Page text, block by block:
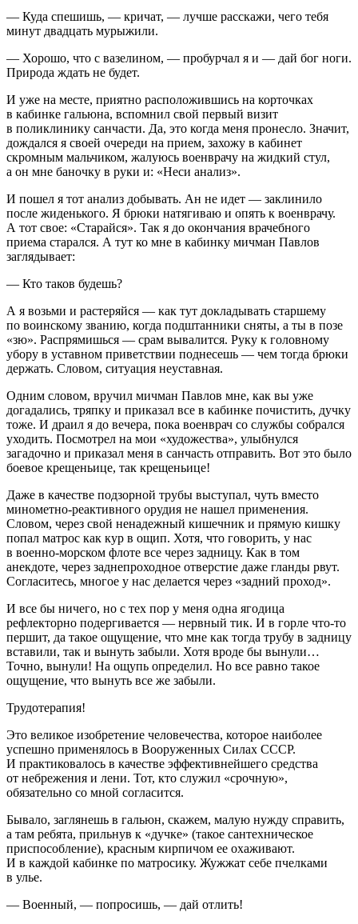
— Куда спешишь, — кричат, — лучше расскажи, чего тебя
минут двадцать мурыжили.
— Хорошо, что с вазелином, — пробурчал я и — дай бог ноги.
Природа ждать не будет.
И уже на месте, приятно расположившись на корточках
в кабинке гальюна, вспомнил свой первый визит
в поликлинику санчасти. Да, это когда меня пронесло. Значит,
дождался я своей очереди на прием, захожу в кабинет
скромным мальчиком, жалуюсь военврачу на жидкий стул,
а он мне баночку в руки и: «Неси анализ».
И пошел я тот анализ добывать. Ан не идет — заклинило
после жиденького. Я брюки натягиваю и опять к военврачу.
А тот свое: «Старайся». Так я до окончания врачебного
приема старался. А тут ко мне в кабинку мичман Павлов
заглядывает:
— Кто таков будешь?
А я возьми и растеряйся — как тут докладывать старшему
по воинскому званию, когда подштанники сняты, а ты в позе
«зю». Распрямишься — срам вывалится. Руку к головному
убору в уставном приветствии поднесешь — чем тогда брюки
держать. Словом, ситуация неуставная.
Одним словом, вручил мичман Павлов мне, как вы уже
догадались, тряпку и приказал все в кабинке почистить, дучку
тоже. И драил я до вечера, пока военврач со службы собрался
уходить. Посмотрел на мои «художества», улыбнулся
загадочно и приказал меня в санчасть отправить. Вот это было
боевое крещеньице, так крещеньице!
Даже в качестве подзорной трубы выступал, чуть вместо
минометно-реактивного орудия не нашел применения.
Словом, через свой ненадежный кишечник и прямую кишку
попал матрос как кур в ощип. Хотя, что говорить, у нас
в военно-морском флоте все через задницу. Как в том
анекдоте, через заднепроходное отверстие даже гланды рвут.
Согласитесь, многое у нас делается через «задний проход».
И все бы ничего, но с тех пор у меня одна ягодица
рефлекторно подергивается — нервный тик. И в горле что-то
першит, да такое ощущение, что мне как тогда трубу в задницу
вставили, так и вынуть забыли. Хотя вроде бы вынули…
Точно, вынули! На ощупь определил. Но все равно такое
ощущение, что вынуть все же забыли.
Трудотерапия!
Это великое изобретение человечества, которое наиболее
успешно применялось в Вооруженных Силах СССР.
И практиковалось в качестве эффективнейшего средства
от небрежения и лени. Тот, кто служил «срочную»,
обязательно со мной согласится.
Бывало, заглянешь в гальюн, скажем, малую нужду справить,
а там ребята, прильнув к «дучке» (такое сантехническое
приспособление), красным кирпичом ее охаживают.
И в каждой кабинке по матросику. Жужжат себе пчелками
в улье.
— Военный, — попросишь, — дай отлить!